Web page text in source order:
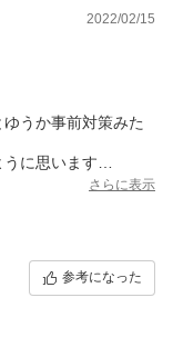
2022/02/15
うか事前対策みた
に思います
あくまでも使用前よ
あーゆうイメージで
きれるようになり
さらに表示
参考になった